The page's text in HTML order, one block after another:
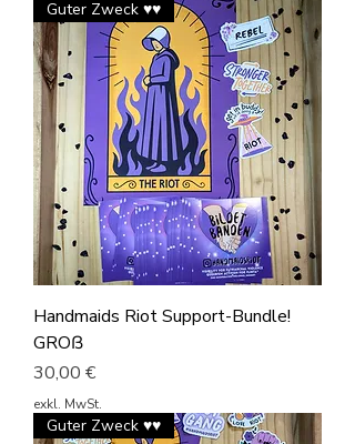
Guter Zweck ♥♥
Handmaids Riot Support-Bundle!
GROß
Preis
30,00 €
exkl. MwSt.
Guter Zweck ♥♥